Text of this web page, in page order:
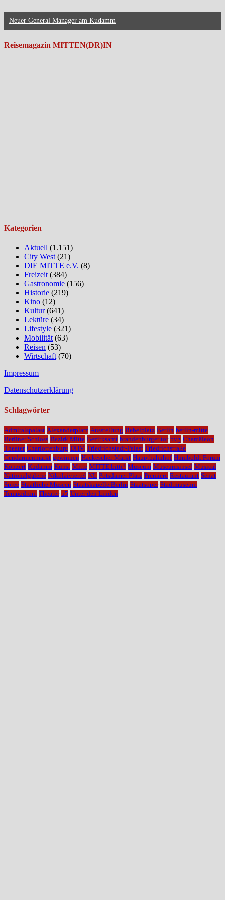
Neuer General Manager am Kudamm
Reisemagazin MITTEN(DR)IN
Kategorien
Aktuell (1.151)
City West(21)
DIE MITTE e.V. (8)
Freizeit(384)
Gastronomie (156)
Historie (219)
Kino (12)
Kultur(641)
Lektüre (34)
Lifestyle (321)
Mobilität(63)
Reisen (53)
Wirtschaft(70)
Impressum
Datenschutzerklärung
Schlagwörter
Admiralspalast Alexanderplatz Ausstellung Bebelplatz Berlin berlin-mitte
Berliner Schloss Bezirk Mitte Bezirksamt brandenburger tor bvg Chamäleon
Theater Charlottenburg DHM Friedrichstadt-Palast Friedrichstraße
Gendarmenmarkt gewinnen Hackescher Markt Hauptbahnhof Humboldt Forum
Konzert Kudamm Kunst Mitte MITTE bitte! Museum Museumsinsel Musical
Nationalgalerie Nikolaiviertel NL Potsdamer Platz Premiere Restaurant Senat
Spree Staatliche Museen Staatskapelle Berlin Staatsoper Stadtmuseum
Tempodrom Theater u5 Unter den Linden